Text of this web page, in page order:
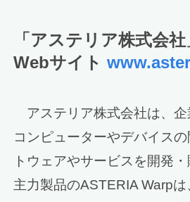
「アステリア株式会
Webサイト
アステリア株式会社は、企
コンピューターやデバイス
トウェアやサービスを開発・
主力製品のASTERIA Warpは